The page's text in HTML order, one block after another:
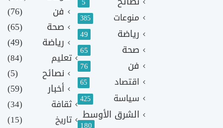
منوعات 385
رياضة 49
صحة 65
فن 76
اقتصاد 65
سياسة 425
الشرق الأوسط
فن
(76)
صحة
(65)
رياضة
(49)
تعليم (84)
نصائح
(5)
أخبار
(59)
ثقافة
(34)
تاريخ
(15)